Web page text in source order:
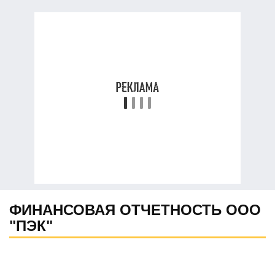
ФИНАНСОВАЯ ОТЧЕТНОСТЬ ООО
"ПЭК"